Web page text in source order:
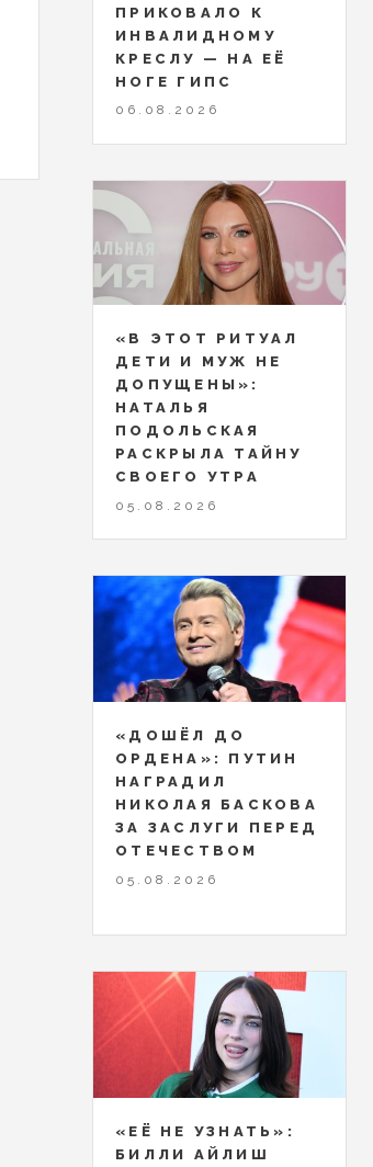
ПРИКОВАЛО К
ИНВАЛИДНОМУ
КРЕСЛУ — НА ЕЁ
НОГЕ ГИПС
06.08.2026
«В ЭТОТ РИТУАЛ
ДЕТИ И МУЖ НЕ
ДОПУЩЕНЫ»:
НАТАЛЬЯ
ПОДОЛЬСКАЯ
РАСКРЫЛА ТАЙНУ
СВОЕГО УТРА
05.08.2026
«ДОШЁЛ ДО
ОРДЕНА»: ПУТИН
НАГРАДИЛ
НИКОЛАЯ БАСКОВА
ЗА ЗАСЛУГИ ПЕРЕД
ОТЕЧЕСТВОМ
05.08.2026
«ЕЁ НЕ УЗНАТЬ»:
БИЛЛИ АЙЛИШ